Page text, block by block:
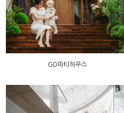
GD파티하우스